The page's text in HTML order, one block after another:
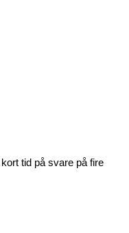
tid på svare på fire